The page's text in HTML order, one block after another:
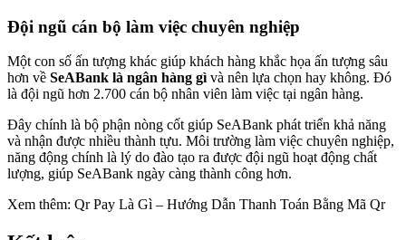
Đội ngũ cán bộ làm việc chuyên nghiệp
Một con số ấn tượng khác giúp khách hàng khắc họa ấn tượng sâu
hơn về SeABank là ngân hàng gìvà nên lựa chọn hay không. Đó
là đội ngũ hơn 2.700 cán bộ nhân viên làm việc tại ngân hàng.
Đây chính là bộ phận nòng cốt giúp SeABank phát triển khả năng
và nhận được nhiều thành tựu. Môi trường làm việc chuyên nghiệp,
năng động chính là lý do đào tạo ra được đội ngũ hoạt động chất
lượng, giúp SeABank ngày càng thành công hơn.
Xem thêm: Qr Pay Là Gì – Hướng Dẫn Thanh Toán Bằng Mã Qr